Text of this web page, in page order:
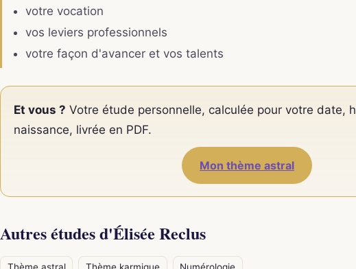
votre vocation
vos leviers professionnels
votre façon d'avancer et vos talents
Et vous ? Votre étude personnelle, calculée pour votre date,
naissance, livrée en PDF.
Mon thème astral
Autres études d'Élisée Reclus
Thème astral Thème karmique Numérologie